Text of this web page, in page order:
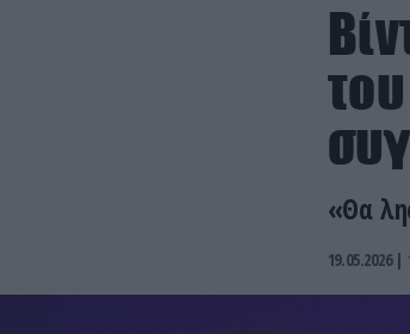
«Θα
19.05.2026 |